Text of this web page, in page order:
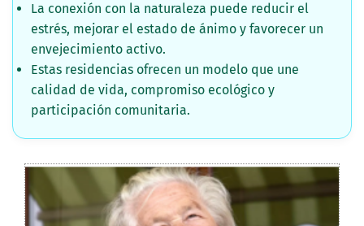
La conexión con la naturaleza puede reducir el
estrés, mejorar el estado de ánimo y favorecer un
envejecimiento activo.
Estas residencias ofrecen un modelo que une
calidad de vida, compromiso ecológico y
participación comunitaria.